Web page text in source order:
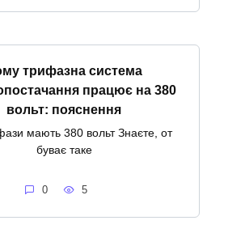
трифазна система
працює на 380
вольт: пояснення
мають 380 вольт Знаєте, от
буває таке
0 5